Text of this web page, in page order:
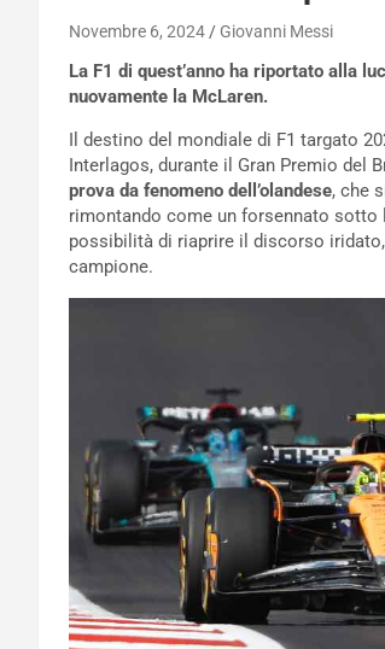
Novembre 6, 2024 Giovanni Messi
La F1 di quest’anno ha riportato alla
nuovamente la McLaren.
Il destino del mondiale di F1 targato
Interlagos, durante il Gran Premio del
prova da fenomeno dell’olandese, che
rimontando come un forsennato sotto
possibilità di riaprire il discorso
campione.